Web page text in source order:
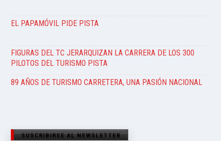
EL PAPAMÓVIL PIDE PISTA
FIGURAS DEL TC JERARQUIZAN LA CARRERA DE LOS 300
PILOTOS DEL TURISMO PISTA
89 AÑOS DE TURISMO CARRETERA, UNA PASIÓN NACIONAL
SUSCRIBIRSE AL NEWSLETTER